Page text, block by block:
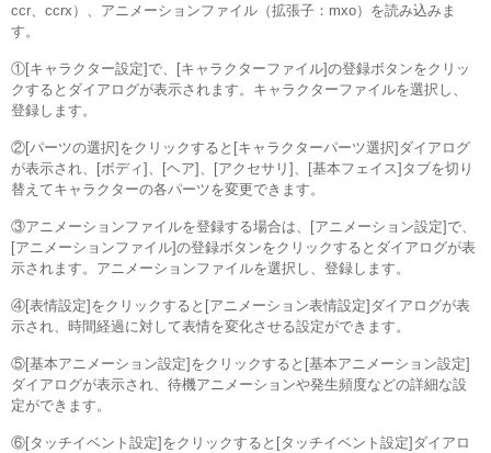
ccr、ccrx）、アニメーションファイル（拡張子：mxo）を読み込みま
す。
①[キャラクター設定]で、[キャラクターファイル]の登録ボタンをクリッ
クするとダイアログが表示されます。キャラクターファイルを選択し、
登録します。
②[パーツの選択]をクリックすると[キャラクターパーツ選択]ダイアログ
が表示され、[ボディ]、[ヘア]、[アクセサリ]、[基本フェイス]タブを切り
替えてキャラクターの各パーツを変更できます。
③アニメーションファイルを登録する場合は、[アニメーション設定]で、
[アニメーションファイル]の登録ボタンをクリックするとダイアログが表
示されます。アニメーションファイルを選択し、登録します。
④[表情設定]をクリックすると[アニメーション表情設定]ダイアログが表
示され、時間経過に対して表情を変化させる設定ができます。
⑤[基本アニメーション設定]をクリックすると[基本アニメーション設定]
ダイアログが表示され、待機アニメーションや発生頻度などの詳細な設
定ができます。
⑥[タッチイベント設定]をクリックすると[タッチイベント設定]ダイアロ